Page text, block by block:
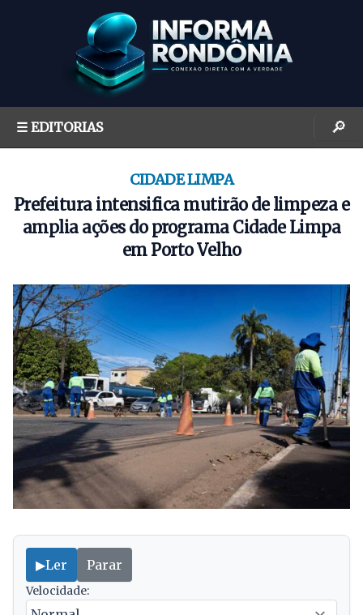
☰ EDITORIAS 🔎
CIDADE LIMPA
Prefeitura intensifica mutirão de limpeza e
amplia ações do programa Cidade Limpa
em Porto Velho
▶Ler Parar
Velocidade: